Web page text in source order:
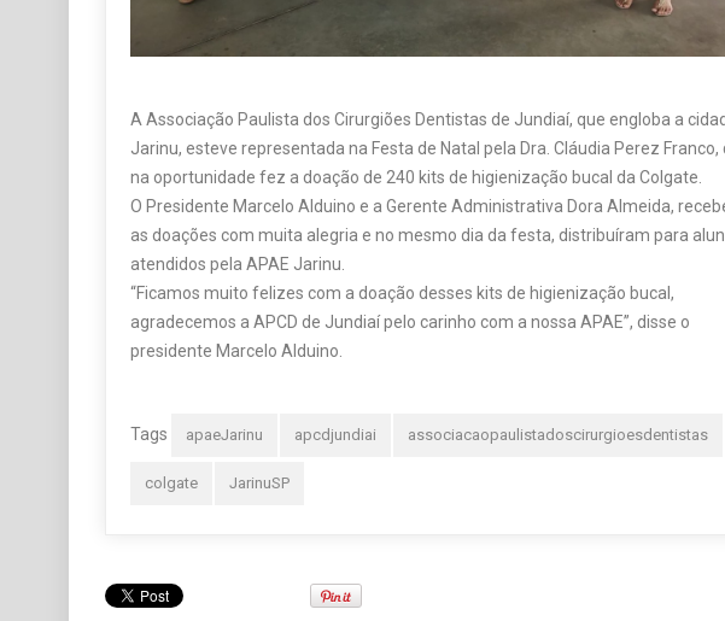
A Associação Paulista dos Cirurgiões Dentistas de Jundiaí, que engloba a
Jarinu, esteve representada na Festa de Natal pela Dra. Cláudia Perez Franco,
na oportunidade fez a doação de 240 kits de higienização bucal da Colgate.
O Presidente Marcelo Alduino e a Gerente Administrativa Dora Almeida,
as doações com muita alegria e no mesmo dia da festa, distribuíram para
atendidos pela APAE Jarinu.
“Ficamos muito felizes com a doação desses kits de higienização bucal,
agradecemos a APCD de Jundiaí pelo carinho com a nossa APAE”, disse o
presidente Marcelo Alduino.
Tags apaeJarinu apcdjundiai associacaopaulistadoscirurgioesdentistas
colgate JarinuSP